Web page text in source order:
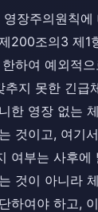
영장주의원칙
200조의3 제1
하여 예외적
추지 못한 긴급
한 영장 없는
것이고, 여기
여부는 사후에
것이 아니라
하여야 하고,